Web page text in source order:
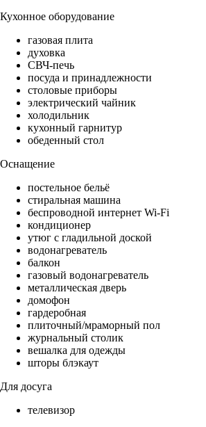
Кухонное оборудование
газовая плита
духовка
СВЧ-печь
посуда и принадлежности
столовые приборы
электрический чайник
холодильник
кухонный гарнитур
обеденный стол
Оснащение
постельное бельё
стиральная машина
беспроводной интернет Wi-Fi
кондиционер
утюг с гладильной доской
водонагреватель
балкон
газовый водонагреватель
металлическая дверь
домофон
гардеробная
плиточный/мраморный пол
журнальный столик
вешалка для одежды
шторы блэкаут
Для досуга
телевизор